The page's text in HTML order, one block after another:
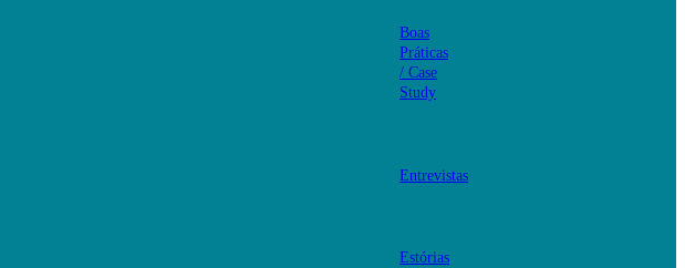
Boas
Práticas
/ Case
Study
Entrevistas
Estórias